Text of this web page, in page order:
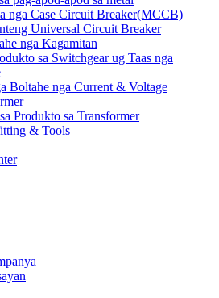
nga Case Circuit Breaker(MCCB)
Universal Circuit Breaker
nga Kagamitan
sa Switchgear ug Taas nga
Boltahe nga Current & Voltage
Produkto sa Transformer
& Tools